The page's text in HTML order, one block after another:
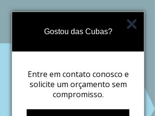
Gostou das Cubas?
Entre em contato conosco e
solicite um orçamento sem
compromisso.